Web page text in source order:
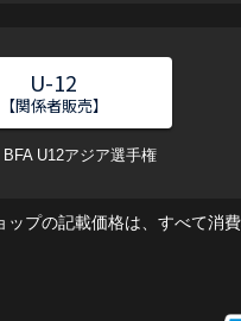
U-12
【関係者販売】
U12アジア選手権
ップの記載価格は、すべて消